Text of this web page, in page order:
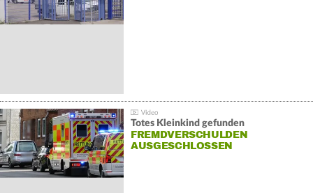
Totes Kleinkind gefunden
FREMDVERSCHULDEN
AUSGESCHLOSSEN